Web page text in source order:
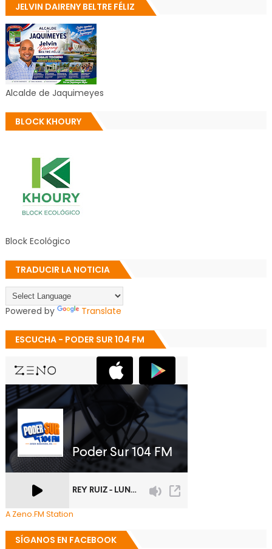
JELVIN DAIRENY BELTRE FÉLIZ
Alcalde de Jaquimeyes
BLOCK KHOURY
Block Ecológico
TRADUCIR LA NOTICIA
Powered by Translate
ESCUCHA - PODER SUR 104 FM
A Zeno.FM Station
SÍGANOS EN FACEBOOK